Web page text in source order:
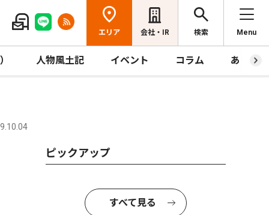
エリア 会社・IR 検索 Menu
人物風土記 イベント コラム あっと
ピックアップ
すべて見る